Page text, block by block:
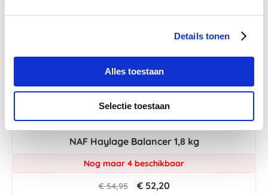
Details tonen
Alles toestaan
Selectie toestaan
4.4
star
rating
44 Beoordelingen
NAF Haylage Balancer 1,8 kg
Nog maar 4 beschikbaar
€ 54,95 € 52,20